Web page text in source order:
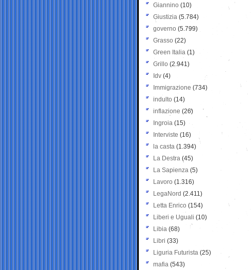
Giannino (10)
Giustizia (5.784)
governo (5.799)
Grasso (22)
Green Italia (1)
Grillo (2.941)
Idv (4)
Immigrazione (734)
indulto (14)
inflazione (26)
Ingroia (15)
Interviste (16)
la casta (1.394)
La Destra (45)
La Sapienza (5)
Lavoro (1.316)
LegaNord (2.411)
Letta Enrico (154)
Liberi e Uguali (10)
Libia (68)
Libri (33)
Liguria Futurista (25)
mafia (543)